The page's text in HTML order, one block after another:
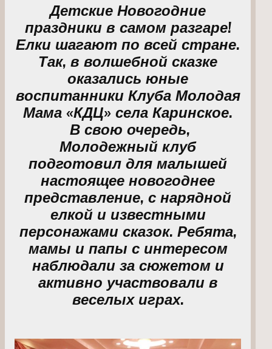
Детские Новогодние
праздники в самом разгаре!
Елки шагают по всей стране.
Так, в волшебной сказке
оказались юные
воспитанники Клуба Молодая
Мама «КДЦ» села Каринское.
В свою очередь,
Молодежный клуб
подготовил для малышей
настоящее новогоднее
представление, с нарядной
елкой и известными
персонажами сказок. Ребята,
мамы и папы с интересом
наблюдали за сюжетом и
активно участвовали в
веселых играх.